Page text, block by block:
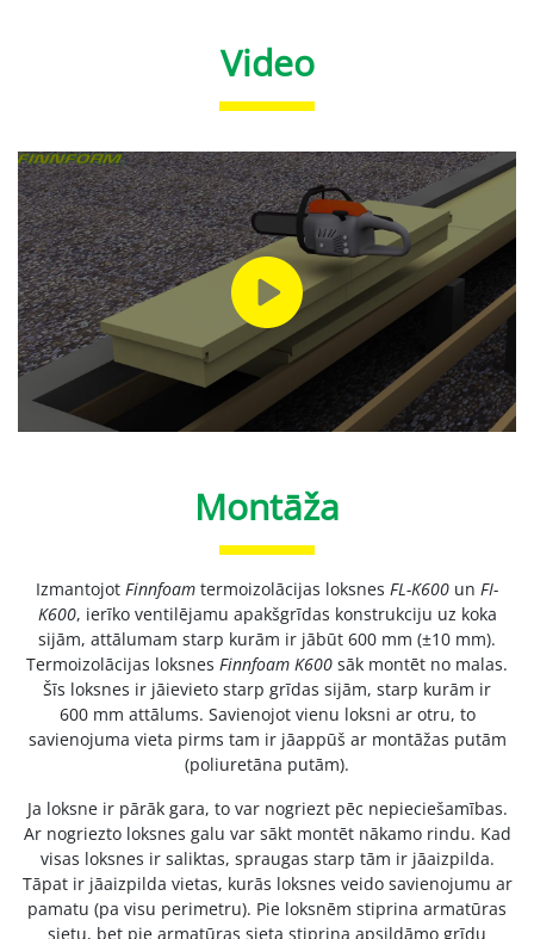
Video
Montāža
Izmantojot Finnfoam termoizolācijas loksnes FL-K600 un FI-
K600, ierīko ventilējamu apakšgrīdas konstrukciju uz koka
sijām, attālumam starp kurām ir jābūt 600 mm (±10 mm).
Termoizolācijas loksnes Finnfoam K600 sāk montēt no malas.
Šīs loksnes ir jāievieto starp grīdas sijām, starp kurām ir
600 mm attālums. Savienojot vienu loksni ar otru, to
savienojuma vieta pirms tam ir jāappūš ar montāžas putām
(poliuretāna putām).
Ja loksne ir pārāk gara, to var nogriezt pēc nepieciešamības.
Ar nogriezto loksnes galu var sākt montēt nākamo rindu. Kad
visas loksnes ir saliktas, spraugas starp tām ir jāaizpilda.
Tāpat ir jāaizpilda vietas, kurās loksnes veido savienojumu ar
pamatu (pa visu perimetru). Pie loksnēm stiprina armatūras
sietu, bet pie armatūras sieta stiprina apsildāmo grīdu